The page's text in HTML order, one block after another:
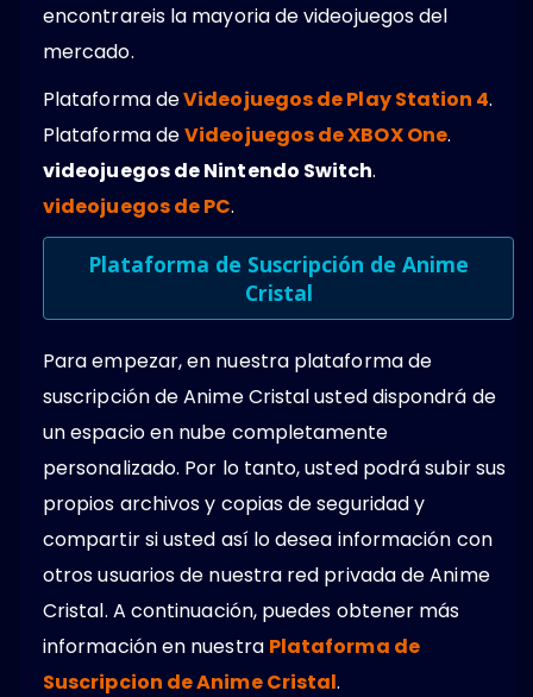
encontrareis la mayoria de videojuegos del
mercado.
Plataforma deVideojuegos de Play Station 4.
Plataforma deVideojuegos de XBOX One.
videojuegos de Nintendo Switch.
videojuegos de PC.
Plataforma de Suscripción de Anime
Cristal
Para empezar, en nuestra plataforma de
suscripción de Anime Cristal usted dispondrá de
un espacio en nube completamente
personalizado. Por lo tanto, usted podrá subir sus
propios archivos y copias de seguridad y
compartir si usted así lo desea información con
otros usuarios de nuestra red privada de Anime
Cristal. A continuación, puedes obtener más
información en nuestra Plataforma de
Suscripcion de Anime Cristal.